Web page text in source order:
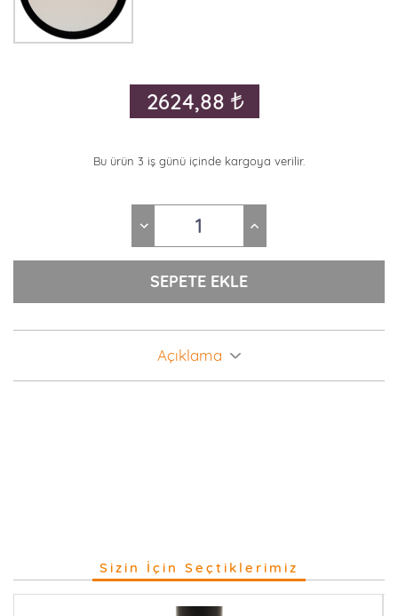
2624,88
Bu ürün 3 iş günü içinde kargoya verilir.
Açıklama
Sizin İçin Seçtiklerimiz